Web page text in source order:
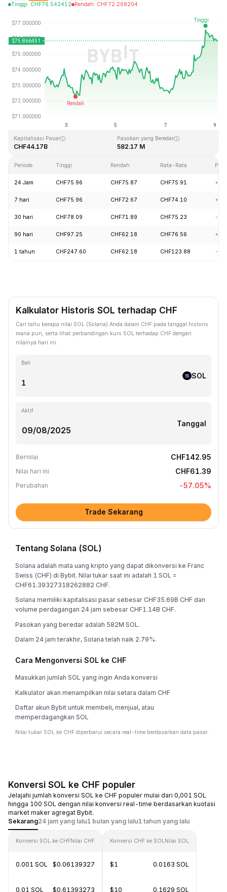
Tinggi: CHF76.542412 Rendah: CHF72.268204
Terakhir Diperbarui: 2026-08-09, 02:35 GMT+0
Rekor Tertinggi (ATH)
Kapitalisasi Pasar
CHF44.17B
Pasokan yang Beredar
582.17 M
Periode Tinggi Rendah Rata-Rata
24 Jam CHF75.96 CHF75.87 CHF75.91
7 hari CHF75.96 CHF72.67 CHF74.10
30 hari CHF78.09 CHF71.89 CHF75.23 -
90 hari CHF97.25 CHF62.18 CHF76.56
1 tahun CHF247.60 CHF62.18 CHF123.88 -
Kalkulator Historis SOL terhadap CHF
Cari tahu berapa nilai SOL (Solana) Anda dalam CHF pada tanggal historis
mana pun, serta lihat perbandingan kurs SOL terhadap CHF dengan
nilainya hari ini.
Beli
SOL
Aktif
Tanggal
Bernilai CHF142.95
Nilai hari ini CHF61.39
Perubahan -57.05%
Trade Sekarang
Tentang Solana (SOL)
Solana adalah mata uang kripto yang dapat dikonversi ke Franc
Swiss (CHF) di Bybit. Nilai tukar saat ini adalah 1 SOL =
CHF61.39327318262882 CHF.
Solana memiliki kapitalisasi pasar sebesar CHF35.69B CHF dan
volume perdagangan 24 jam sebesar CHF1.14B CHF.
Pasokan yang beredar adalah 582M SOL.
Dalam 24 jam terakhir, Solana telah naik 2.79%.
Cara Mengonversi SOL ke CHF
Masukkan jumlah SOL yang ingin Anda konversi
Kalkulator akan menampilkan nilai setara dalam CHF
Daftar akun Bybit untuk membeli, menjual, atau
memperdagangkan SOL
Nilai tukar SOL ke CHF diperbarui secara real-time berdasarkan data pasar.
Konversi SOL ke CHF populer
Jelajahi jumlah konversi SOL ke CHF populer mulai dari 0,001 SOL
hingga 100 SOL dengan nilai konversi real-time berdasarkan kuotasi
market maker agregat Bybit.
Sekarang24 jam yang lalu1 bulan yang lalu1 tahun yang lalu
Konversi SOL ke CHFNilai CHF
0.001 SOL $0.06139327
0.01 SOL $0.61393273
Konversi CHF ke SOLNilai SOL
$1 0.0163 SOL
$10 0.1629 SOL